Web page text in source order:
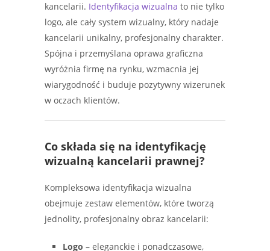
kancelarii. Identyfikacja wizualna to nie tylko
logo, ale cały system wizualny, który nadaje
kancelarii unikalny, profesjonalny charakter.
Spójna i przemyślana oprawa graficzna
wyróżnia firmę na rynku, wzmacnia jej
wiarygodność i buduje pozytywny wizerunek
w oczach klientów.
Co składa się na identyfikację
wizualną kancelarii prawnej?
Kompleksowa identyfikacja wizualna
obejmuje zestaw elementów, które tworzą
jednolity, profesjonalny obraz kancelarii:
Logo – eleganckie i ponadczasowe,